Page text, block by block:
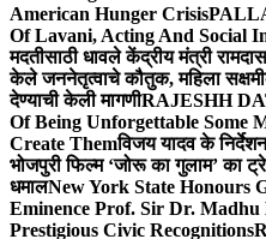
American Hunger Crisis
Of Lavani, Acting And Social
मदतीसाठी धावले केंद्रीय मंत्री
केले जननेतृत्वाचे कौतुक, महिला
देण्याची केली मागणीRAJESHH
Of Being Unforgettable Some
Create Themविजय यादव के
भोजपुरी फिल्म ‘जोरू का गुलाम’ का
धमालNew York State Honours
Eminence Prof. Sir Dr.
Prestigious Civic Recognitions